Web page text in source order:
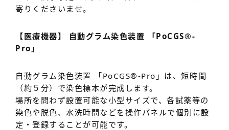
寄りくださいませ。
【医療機器】 自動グラム染色装置 「PoCGS®-
Pro」
自動グラム染色装置 「PoCGS®-Pro」は、短時間
（約５分）で染色標本が完成します。
場所を問わず設置可能な小型サイズで、各試薬等の
染色や脱色、水洗時間などを操作パネルで個別に設
定・登録することが可能です。